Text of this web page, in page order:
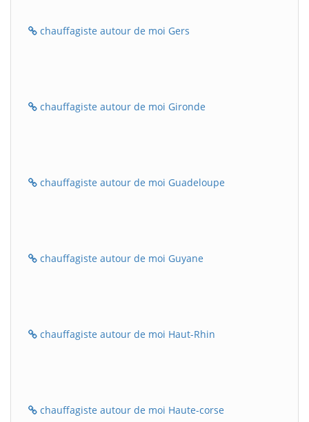
chauffagiste autour de moi Gers
chauffagiste autour de moi Gironde
chauffagiste autour de moi Guadeloupe
chauffagiste autour de moi Guyane
chauffagiste autour de moi Haut-Rhin
chauffagiste autour de moi Haute-corse